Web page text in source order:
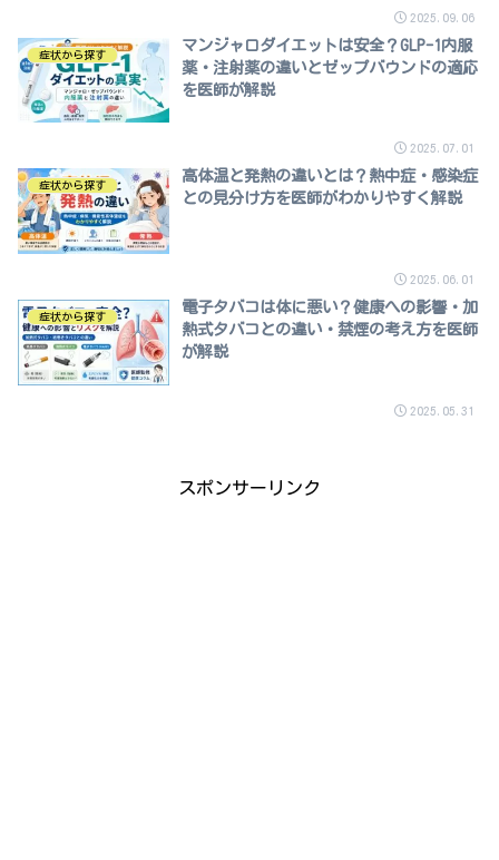
2025.09.06
症状から探す
マンジャロダイエットは安全？GLP-1内服
薬・注射薬の違いとゼップバウンドの適応
を医師が解説
2025.07.01
症状から探す
高体温と発熱の違いとは？熱中症・感染症
との見分け方を医師がわかりやすく解説
2025.06.01
症状から探す
電子タバコは体に悪い？健康への影響・加
熱式タバコとの違い・禁煙の考え方を医師
が解説
2025.05.31
スポンサーリンク